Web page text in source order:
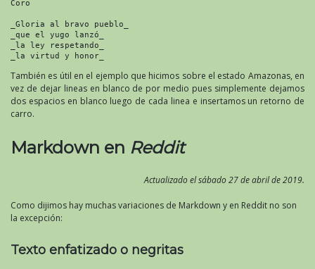
Coro
_Gloria al bravo pueblo_
_que el yugo lanzó_
_la ley respetando_
_la virtud y honor_
También es útil en el ejemplo que hicimos sobre el estado Amazonas, en
vez de dejar lineas en blanco de por medio pues simplemente dejamos
dos espacios en blanco luego de cada linea e insertamos un retorno de
carro.
Markdown en Reddit
Actualizado el sábado 27 de abril de 2019.
Como dijimos hay muchas variaciones de Markdown y en Reddit no son
la excepción:
Texto enfatizado o negritas